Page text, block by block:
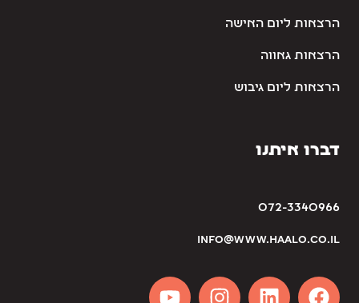
הרצאות ליום האישה
הרצאות גאווה
הרצאות ליום גיבוש
דברו איתנו
072-3340966
info@www.haalo.co.il